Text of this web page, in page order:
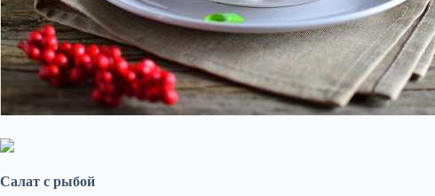
Салат с рыбой